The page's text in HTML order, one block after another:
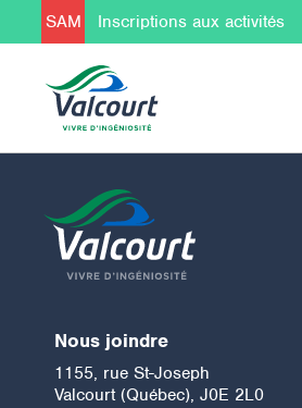
SAM Inscriptions aux activités
Nous joindre
1155, rue St-Joseph
Valcourt (Québec), J0E 2L0